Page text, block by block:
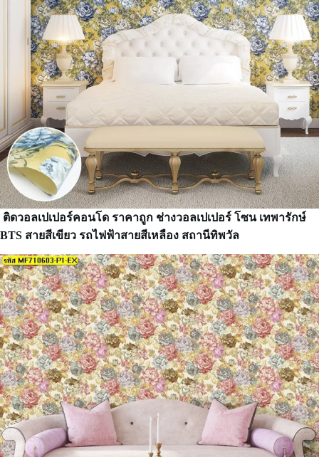
ติดวอลเปเปอร์คอนโด ราคาถูก ช่างวอลเปเปอร์ โซน เทพารักษ์
BTS สายสีเขียว รถไฟฟ้าสายสีเหลือง สถานีทิพวัล